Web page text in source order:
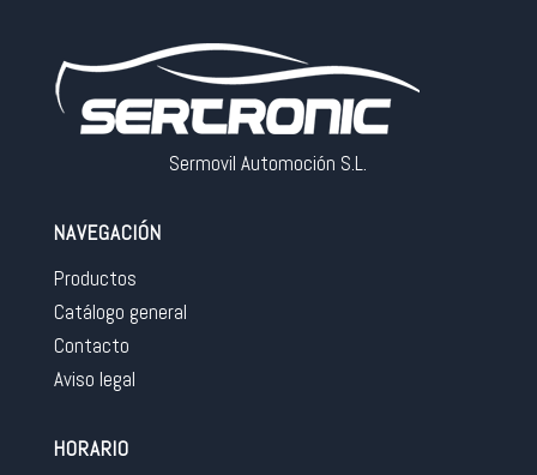
Sermovil Automoción S.L.
NAVEGACIÓN
Productos
Catálogo general
Contacto
Aviso legal
HORARIO